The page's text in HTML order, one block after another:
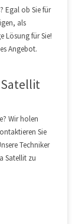
Egal ob Sie für
als
Lösung für Sie!
Angebot.
Wir holen
Sie
Techniker
Satellit zu